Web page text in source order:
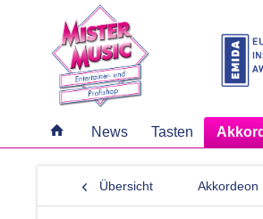
News Tasten
Übersicht Akkordeon